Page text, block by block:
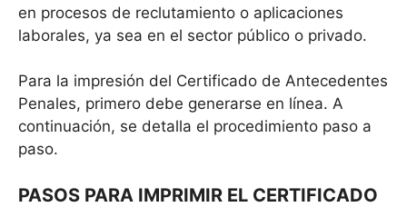
en procesos de reclutamiento o aplicaciones
laborales, ya sea en el sector público o privado.
Para la impresión del Certificado de Antecedentes
Penales, primero debe generarse en línea. A
continuación, se detalla el procedimiento paso a
paso.
PASOS PARA IMPRIMIR EL CERTIFICADO